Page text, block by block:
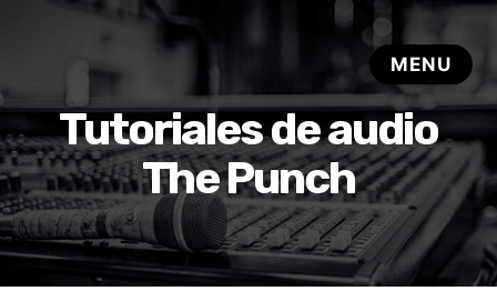
Tutoriales de audio
The Punch